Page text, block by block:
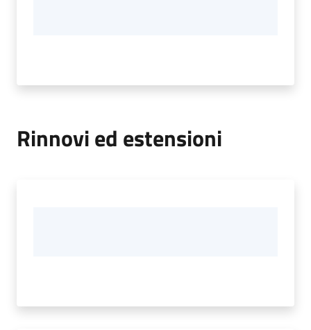
Rinnovi ed estensioni